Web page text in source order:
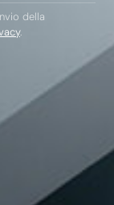
della
.